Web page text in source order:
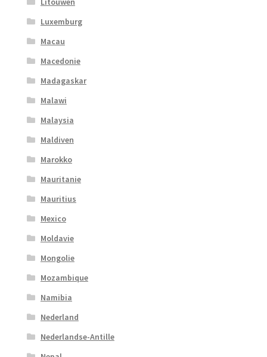
Luxemburg
Macau
Macedonie
Madagaskar
Malawi
Malaysia
Maldiven
Marokko
Mauritanie
Mauritius
Mexico
Moldavie
Mongolie
Mozambique
Namibia
Nederland
Nederlandse-Antille